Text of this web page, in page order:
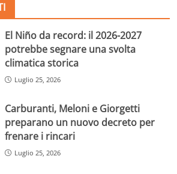
El Niño da record: il 2026-2027
potrebbe segnare una svolta
climatica storica
Luglio 25, 2026
Carburanti, Meloni e Giorgetti
preparano un nuovo decreto per
frenare i rincari
Luglio 25, 2026